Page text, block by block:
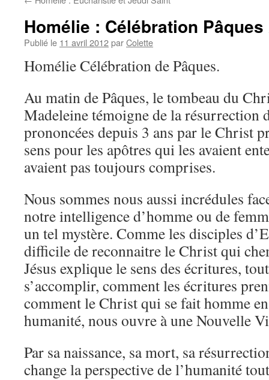
Homélie : Célébration Pâques
Publié le 11 avril 2012parColette
Homélie Célébration de Pâques.
Au matin de Pâques, le tombeau du
Madeleine témoigne de la résurrection
prononcées depuis 3 ans par le Christ
sens pour les apôtres qui les avaient
avaient pas toujours comprises.
Nous sommes nous aussi incrédules
notre intelligence d’homme ou de
un tel mystère. Comme les disciples
difficile de reconnaitre le Christ qui
Jésus explique le sens des écritures,
s’accomplir, comment les écritures
comment le Christ qui se fait homme
humanité, nous ouvre à une Nouvelle
Par sa naissance, sa mort, sa
change la perspective de l’humanité